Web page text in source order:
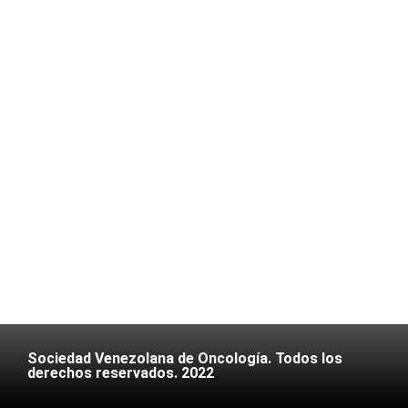
Sociedad Venezolana de Oncología. Todos los
derechos reservados. 2022